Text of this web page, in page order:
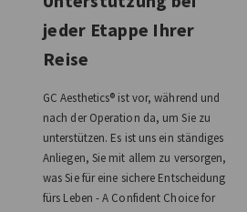
jeder Etappe Ihrer
Reise
GC Aesthetics® ist vor, während und
nach der Operation da, um Sie zu
unterstützen. Es ist uns ein ständiges
Anliegen, Sie mit allem zu versorgen,
was Sie für eine sichere Entscheidung
fürs Leben - A Confident Choice for